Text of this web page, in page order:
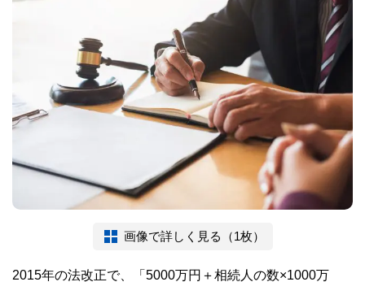
画像で詳しく見る（1枚）
2015年の法改正で、「5000万円＋相続人の数×1000万